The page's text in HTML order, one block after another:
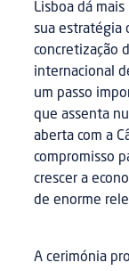
Lisboa dá
sua estratégia
concretização
internacional
um passo
que assenta
aberta com a
compromisso
crescer a
de enorme
A cerimónia